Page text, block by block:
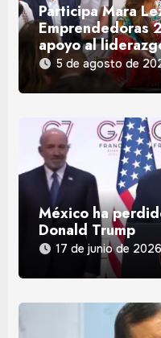
Participa Mara
Emprendedoras
apoyo al
5 de agosto de
México ha
Donald Trump
17 de junio de